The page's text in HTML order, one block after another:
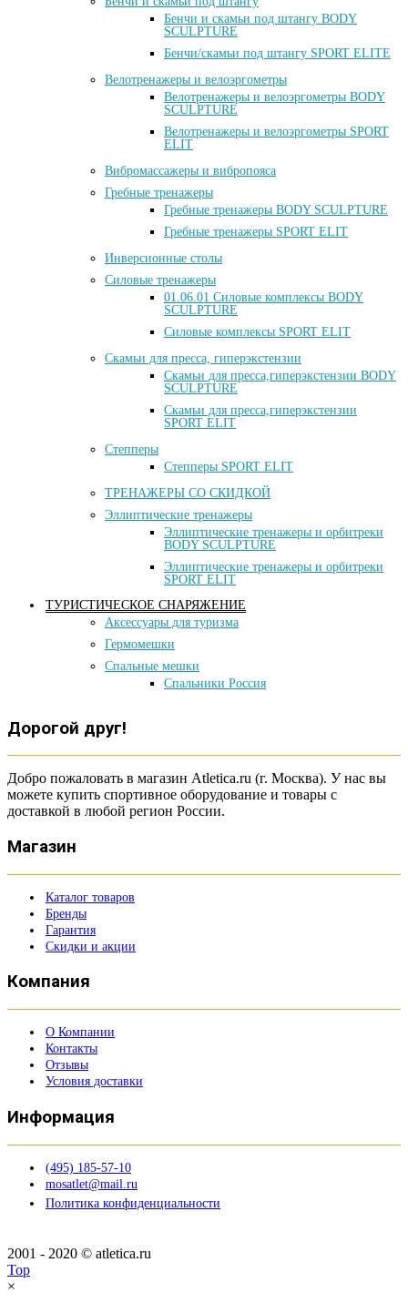
Бенчи и скамьи под штангу BODY
SCULPTURE
Бенчи/скамьи под штангу SPORT ELITE
Велотренажеры и велоэргометры
Велотренажеры и велоэргометры BODY
SCULPTURE
Велотренажеры и велоэргометры SPORT
ELIT
Вибромассажеры и вибропояса
Гребные тренажеры
Гребные тренажеры BODY SCULPTURE
Гребные тренажеры SPORT ELIT
Инверсионные столы
Силовые тренажеры
01.06.01 Силовые комплексы BODY
SCULPTURE
Силовые комплексы SPORT ELIT
Скамьи для пресса, гиперэкстензии
Скамьи для пресса,гиперэкстензии BODY
SCULPTURE
Скамьи для пресса,гиперэкстензии
SPORT ELIT
Степперы
Степперы SPORT ELIT
ТРЕНАЖЕРЫ СО СКИДКОЙ
Эллиптические тренажеры
Эллиптические тренажеры и орбитреки
BODY SCULPTURE
Эллиптические тренажеры и орбитреки
SPORT ELIT
ТУРИСТИЧЕСКОЕ СНАРЯЖЕНИЕ
Аксессуары для туризма
Гермомешки
Спальные мешки
Спальники Россия
Дорогой друг!
Добро пожаловать в магазин Atletica.ru (г. Москва). У нас вы
можете купить спортивное оборудование и товары с
доставкой в любой регион России.
Магазин
Каталог товаров
Бренды
Гарантия
Скидки и акции
Компания
О Компании
Контакты
Отзывы
Условия доставки
Информация
(495) 185-57-10
mosatlet@mail.ru
Политика конфиденциальности
2001 - 2020 © atletica.ru
Top
×